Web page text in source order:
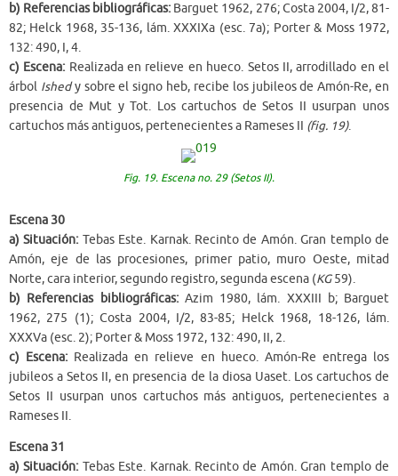
b) Referencias bibliográficas: Barguet 1962, 276; Costa 2004, I/2, 81-
82; Helck 1968, 35-136, lám. XXXIXa (esc. 7a); Porter & Moss 1972,
132: 490, I, 4.
c) Escena: Realizada en relieve en hueco. Setos II, arrodillado en el
árbol Ishedy sobre el signo heb, recibe los jubileos de Amón-Re, en
presencia de Mut y Tot. Los cartuchos de Setos II usurpan unos
cartuchos más antiguos, pertenecientes a Rameses II (fig. 19).
Fig. 19. Escena no. 29 (Setos II).
Escena 30
a) Situación: Tebas Este. Karnak. Recinto de Amón. Gran templo de
Amón, eje de las procesiones, primer patio, muro Oeste, mitad
Norte, cara interior, segundo registro, segunda escena (KG59).
b) Referencias bibliográficas:Azim 1980, lám. XXXIII b; Barguet
1962, 275 (1); Costa 2004, I/2, 83-85; Helck 1968, 18-126, lám.
XXXVa (esc. 2); Porter & Moss 1972, 132: 490, II, 2.
c) Escena: Realizada en relieve en hueco. Amón-Re entrega los
jubileos a Setos II, en presencia de la diosa Uaset. Los cartuchos de
Setos II usurpan unos cartuchos más antiguos, pertenecientes a
Rameses II.
Escena 31
a) Situación: Tebas Este. Karnak. Recinto de Amón. Gran templo de